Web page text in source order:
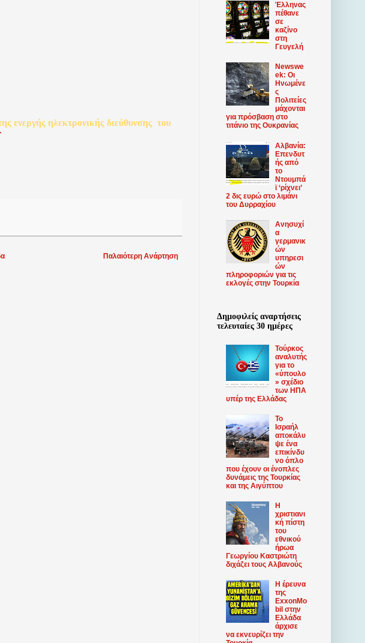
ενεργής ηλεκτρονικής διεύθυνσης του
Παλαιότερη Ανάρτηση
Έλληνας
πέθανε
σε
καζίνο
στη
Γευγελή
Newswe
ek: Οι
Ηνωμένε
ς
Πολιτείες
μάχονται
για πρόσβαση στο
τιτάνιο της Ουκρανίας
Αλβανία:
Επενδυτ
ής από
το
Ντουμπά
ϊ ‘ρίχνει’
2 δις ευρώ στο λιμάνι
του Δυρραχίου
Ανησυχί
α
γερμανικ
ών
υπηρεσι
ών
πληροφοριών για τις
εκλογές στην Τουρκία
Δημοφιλείς αναρτήσεις
τελευταίες 30 ημέρες
Τούρκος
αναλυτής
για το
«ύπουλο
» σχέδιο
των ΗΠΑ
υπέρ της Ελλάδας
Το
Ισραήλ
αποκάλυ
ψε ένα
επικίνδυ
νο όπλο
που έχουν οι ένοπλες
δυνάμεις της Τουρκίας
και της Αιγύπτου
Η
χριστιανι
κή πίστη
του
εθνικού
ήρωα
Γεωργίου Καστριώτη
διχάζει τους Αλβανούς
Η έρευνα
της
ExxonMo
bil στην
Ελλάδα
άρχισε
να εκνευρίζει την